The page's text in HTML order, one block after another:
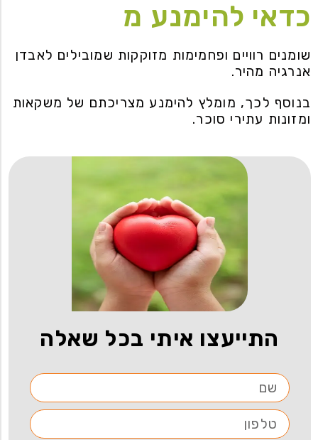
כדאי להימנע מ
שומנים רוויים ופחמימות מזוקקות שמובילים לאבדן
אנרגיה מהיר.
בנוסף לכך, מומלץ להימנע מצריכתם של משקאות
ומזונות עתירי סוכר.
התייעצו איתי בכל שאלה